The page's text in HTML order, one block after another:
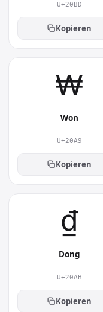
U+20BD
Kopieren
₩︎
Won
U+20A9
Kopieren
₫︎
Dong
U+20AB
Kopieren